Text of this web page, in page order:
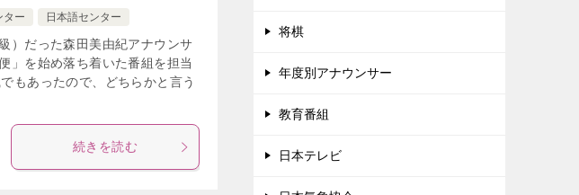
ター 日本語センター
）だった森田美由紀アナウンサ
」を始め落ち着いた番組を担当
もあったので、どちらかと言う
続きを読む
将棋
年度別アナウンサー
教育番組
日本テレビ